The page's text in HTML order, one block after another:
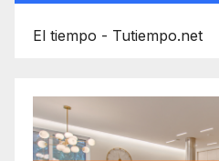
El tiempo - Tutiempo.net